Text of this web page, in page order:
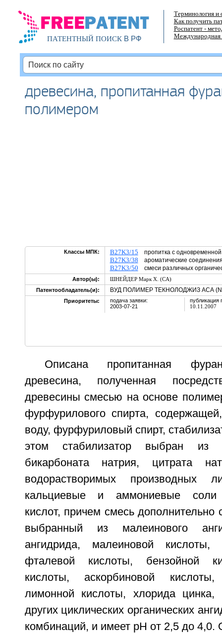
ПАТЕНТНЫЙ ПОИСКВ РФ
Терминология и
Как получить
Роспатент -
Международная
древесина, пропитанная
полимером
Классы МПК: B27K3/15 пропитка с
B27K3/38 ароматические
B27K3/50 смеси различных
Автор(ы):
ШНЕЙДЕР Марк Х. (CA)
Патентообладатель(и):
ВУД ПОЛИМЕР ТЕКНОЛОДЖИЗ АСА
Приоритеты:
подача заявки:
2003-07-21
публикация
10.11.2007
Описана пропитанная
древесина, полученная
древесины смесью на основе
фурфурилового спирта,
воду, фурфуриловый спирт,
этом стабилизатор выбран из
бикарбоната натрия, цитрата
водорастворимых производных
кальциевые и аммониевые соли
кислот, причем смесь дополнительно
выбранный из малеинового
ангидрида, малеиновой кислоты,
фталевой кислоты, бензойной
кислоты, аскорбиновой
лимонной кислоты, хлорида
других циклических органических
комбинаций, и имеет рН от 2,5 до 4,0.